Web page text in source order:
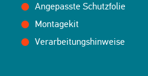
Angepasste Schutzfolie
Montagekit
Verarbeitungshinweise